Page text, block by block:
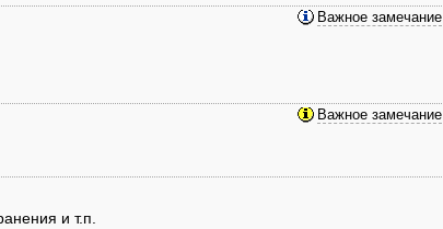
Важное замечание
Важное замечание
и т.п.